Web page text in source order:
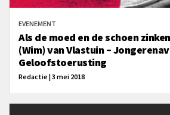
EVENEMENT
Als de moed en de schoen
(Wim) van Vlastuin –
Geloofstoerusting
Redactie | 3 mei 2018